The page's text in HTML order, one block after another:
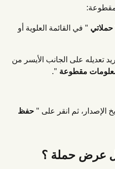
حملاتي " في القائمة العلوية أو
تعديله على الجانب الأيسر من
مقطوعة ".
الإصدار، ثم انقر على " حفظ